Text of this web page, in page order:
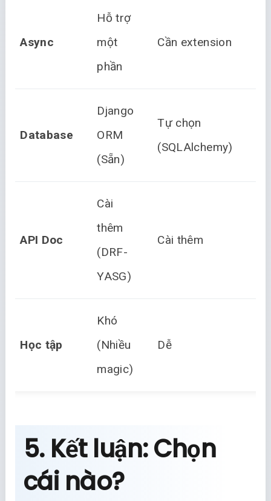
Async
Hỗ trợ
một
phần
Cần extension
Database
Django
ORM
(Sẵn)
Tự chọn
(SQLAlchemy)
API Doc
Cài
thêm
(DRF-
YASG)
Cài thêm
Học tập
Khó
(Nhiều
magic)
Dễ
5. Kết luận: Chọn
cái nào?